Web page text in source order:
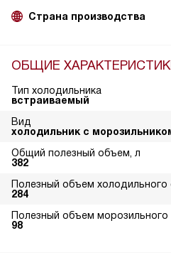
Страна производства
ОБЩИЕ
Тип холодильника
встраиваемый
Вид
холодильник с
Общий полезный объем, л
382
Полезный объем холодильного
284
Полезный объем морозильного
98